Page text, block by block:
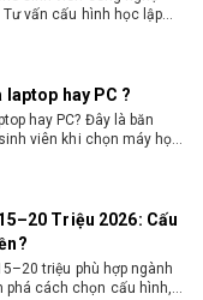
vấn cấu hình học lập
laptop hay PC ?
hay PC? Đây là băn
viên khi chọn máy học
Triệu 2026: Cấu
triệu phù hợp ngành
phá cách chọn cấu hình,